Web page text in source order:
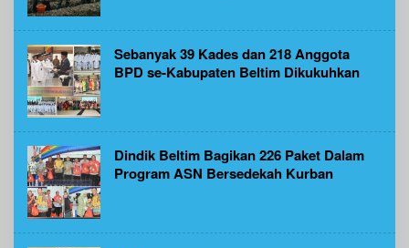
Sebanyak 39 Kades dan 218 Anggota
BPD se-Kabupaten Beltim Dikukuhkan
Dindik Beltim Bagikan 226 Paket Dalam
Program ASN Bersedekah Kurban